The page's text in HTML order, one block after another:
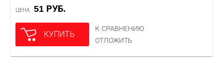
ЦЕНА 51 РУБ.
КУПИТЬ
К СРАВНЕНИЮ
ОТЛОЖИТЬ